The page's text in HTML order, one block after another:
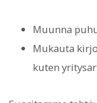
Muunna
Mukauta
kuten